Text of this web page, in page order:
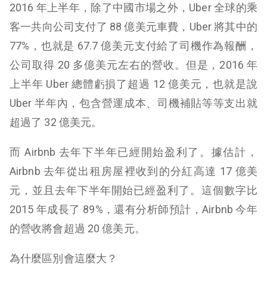
2016 年上半年，除了中國市場之外，Uber 全球的乘
客一共向公司支付了 88 億美元車費，Uber 將其中的
77%，也就是 67.7 億美元支付給了司機作為報酬，
公司取得 20 多億美元左右的營收。但是，2016 年
上半年 Uber 總體虧損了超過 12 億美元，也就是說
Uber 半年內，包含營運成本、司機補貼等等支出就
超過了 32 億美元。
而 Airbnb 去年下半年已經開始盈利了。據估計，
Airbnb 去年從出租房屋裡收到的分紅高達 17 億美
元，並且去年下半年開始已經盈利了。這個數字比
2015 年成長了 89%，還有分析師預計，Airbnb 今年
的營收將會超過 20 億美元。
為什麼區別會這麼大？